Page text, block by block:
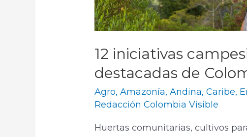
12 iniciativas
destacadas de
Agro,Amazonía,Andina,Caribe,
Redacción Colombia Visible
Huertas comunitarias, cultivos